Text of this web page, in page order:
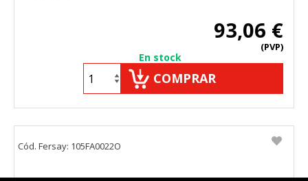
93,06 €
(PVP)
En stock
COMPRAR
Cód. Fersay: 105FA0022O